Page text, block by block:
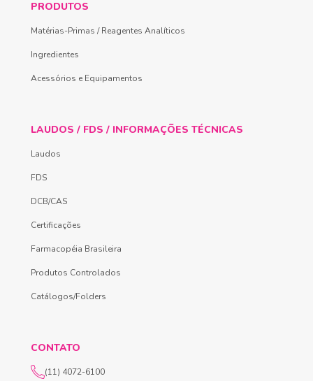
PRODUTOS
Matérias-Primas / Reagentes Analíticos
Ingredientes
Acessórios e Equipamentos
LAUDOS / FDS / INFORMAÇÕES TÉCNICAS
Laudos
FDS
DCB/CAS
Certificações
Farmacopéia Brasileira
Produtos Controlados
Catálogos/Folders
CONTATO
(11) 4072-6100